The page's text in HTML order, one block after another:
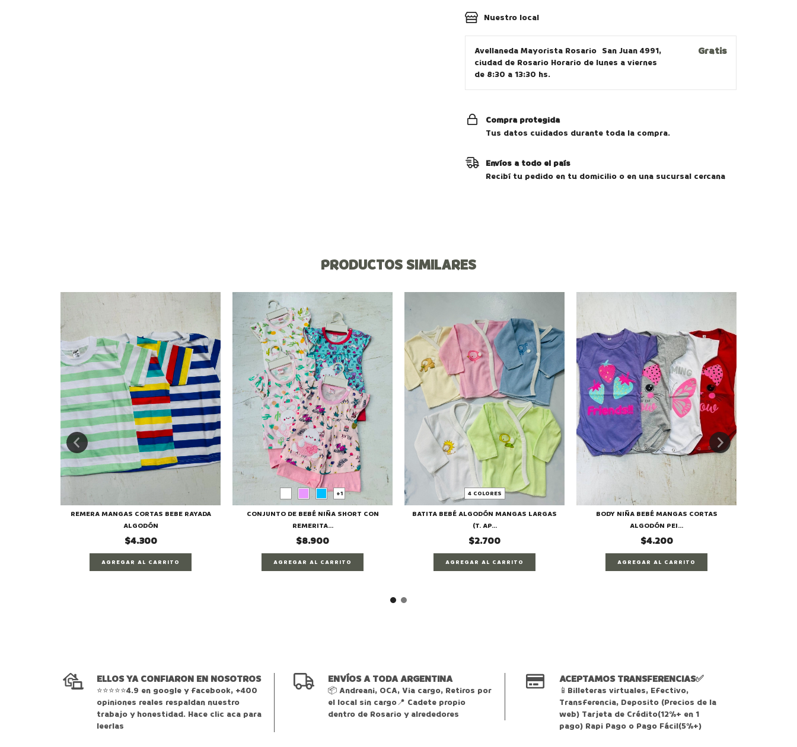
Nuestro local
Avellaneda Mayorista Rosario San Juan 4991,
ciudad de Rosario Horario de lunes a viernes
de 8:30 a 13:30 hs.
Gratis
Compra protegida
Tus datos cuidados durante toda la compra.
Envíos a todo el país
Recibí tu pedido en tu domicilio o en una sucursal cercana
PRODUCTOS SIMILARES
REMERA MANGAS CORTAS BEBE RAYADA
ALGODÓN
$4.300
AGREGAR AL CARRITO
+1
CONJUNTO DE BEBÉ NIÑA SHORT CON
REMERITA...
$8.900
AGREGAR AL CARRITO
4 COLORES
BATITA BEBÉ ALGODÓN MANGAS LARGAS
(T. AP...
$2.700
AGREGAR AL CARRITO
BODY NIÑA BEBÉ MANGAS CORTAS
ALGODÓN PEI...
$4.200
AGREGAR AL CARRITO
ELLOS YA CONFIARON EN NOSOTROS
⭐⭐⭐⭐⭐4.9 en google y facebook, +400
opiniones reales respaldan nuestro
trabajo y honestidad. Hace clic aca para
leerlas
ENVÍOS A TODA ARGENTINA
📦 Andreani, OCA, Via cargo, Retiros por
el local sin cargo📍 Cadete propio
dentro de Rosario y alrededores
ACEPTAMOS TRANSFERENCIAS✅
📱Billeteras virtuales, Efectivo,
Transferencia, Deposito (Precios de la
web) Tarjeta de Crédito(12%+ en 1
pago) Rapi Pago o Pago Fácil(5%+)